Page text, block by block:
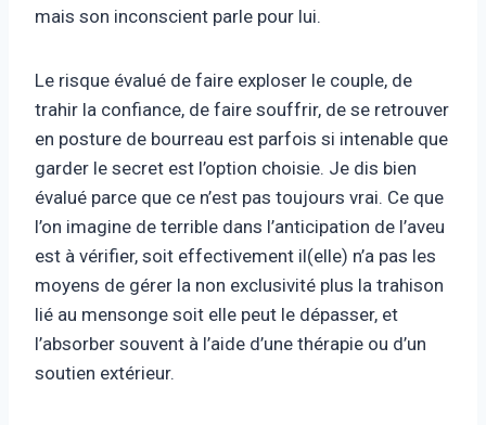
mais son inconscient parle pour lui.
Le risque évalué de faire exploser le couple, de
trahir la confiance, de faire souffrir, de se retrouver
en posture de bourreau est parfois si intenable que
garder le secret est l’option choisie. Je dis bien
évalué parce que ce n’est pas toujours vrai. Ce que
l’on imagine de terrible dans l’anticipation de l’aveu
est à vérifier, soit effectivement il(elle) n’a pas les
moyens de gérer la non exclusivité plus la trahison
lié au mensonge soit elle peut le dépasser, et
l’absorber souvent à l’aide d’une thérapie ou d’un
soutien extérieur.